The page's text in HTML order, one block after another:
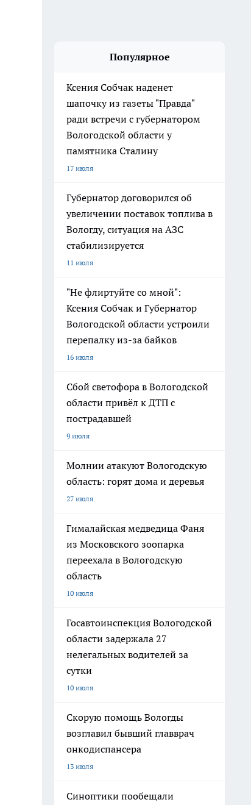
Популярное
Ксения Собчак наденет
шапочку из газеты "Правда"
ради встречи с губернатором
Вологодской области у
памятника Сталину
17 июля
Губернатор договорился об
увеличении поставок топлива в
Вологду, ситуация на АЗС
стабилизируется
11 июля
"Не флиртуйте со мной":
Ксения Собчак и Губернатор
Вологодской области устроили
перепалку из-за байков
16 июля
Сбой светофора в Вологодской
области привёл к ДТП с
пострадавшей
9 июля
Молнии атакуют Вологодскую
область: горят дома и деревья
27 июля
Гималайская медведица Фаня
из Московского зоопарка
переехала в Вологодскую
область
10 июля
Госавтоинспекция Вологодской
области задержала 27
нелегальных водителей за
сутки
10 июля
Скорую помощь Вологды
возглавил бывший главврач
онкодиспансера
13 июля
Синоптики пообещали